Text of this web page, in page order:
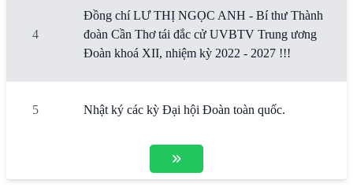
4
Đồng chí LƯ THỊ NGỌC ANH - Bí thư Thành
đoàn Cần Thơ tái đắc cử UVBTV Trung ương
Đoàn khoá XII, nhiệm kỳ 2022 - 2027 !!!
5 Nhật ký các kỳ Đại hội Đoàn toàn quốc.